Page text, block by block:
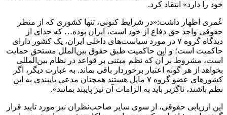
خود را دارد» انتقاد کرد.
عُمری اظهار داشت:«در شرایط کنونی، تنها کشوری که از منظر
حقوقی واجد حق دفاع از خود است، ایران بوده… ‌که جدای از
دیدگاه گروه ۷ در مورد سیاست‌های داخلی ایران، یک کشور دارای
حاکمیت است؛ و این حاکمیت طبق حقوق بین‌الملل مستحق حمایت
است، مشروط بر آن ‌که نظم مبتنی بر قواعد در نظام بین‌المللی
بخواهد از هر گونه اعتبار برخوردار باقی بماند. به ‌عبارت دیگر، اگر
کشورهای عضو گروه ۷ مایل‌ هستند همچنان مدعی پایبندی به این
نظم باشند، ناگزیر باید به الزامات آن نیز پایبند بمانند».
این ارزیابی حقوقی، از سوی سایر صاحب‌نظران نیز مورد تایید قرار